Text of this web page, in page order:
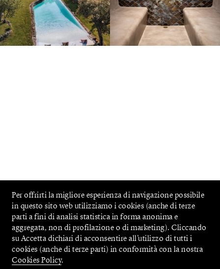
Per offrirti la migliore esperienza di navigazione possibile
in questo sito web utilizziamo i cookies (anche di terze
parti a fini di analisi statistica in forma anonima e
aggregata, non di profilazione o di marketing). Cliccando
su Accetta dichiari di acconsentire all’utilizzo di tutti i
cookies (anche di terze parti) in conformità con la nostra
Cookies Policy.